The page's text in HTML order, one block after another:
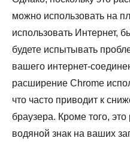
можно использовать на
использовать Интернет,
будете испытывать
вашего интернет-
расширение Chrome
что часто приводит к
браузера. Кроме того,
водяной знак на ваших